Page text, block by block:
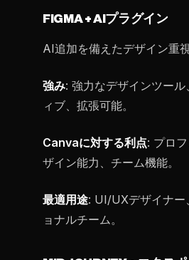
FIGMA + AIプラグイン
AI追加を備えたデザイン重視
強み: 強力なデザインツー
ィブ、拡張可能。
Canvaに対する利点: プロ
ザイン能力、チーム機能。
最適用途: UI/UXデザイナー
ョナルチーム。